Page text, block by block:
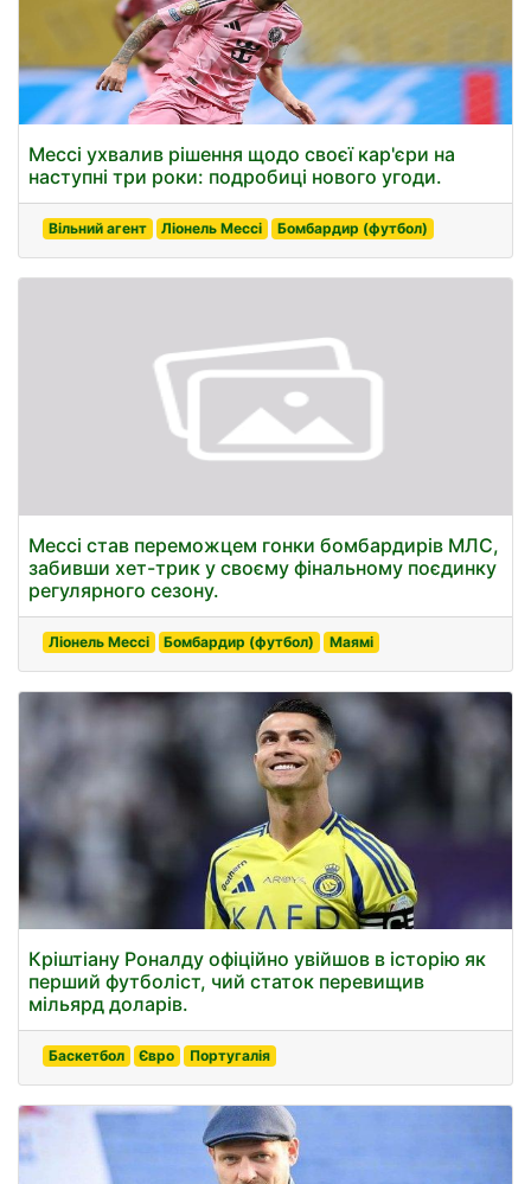
Мессі ухвалив рішення щодо своєї кар'єри на
наступні три роки: подробиці нового угоди.
Вільний агент Ліонель Мессі Бомбардир (футбол)
Мессі став переможцем гонки бомбардирів МЛС,
забивши хет-трик у своєму фінальному поєдинку
регулярного сезону.
Ліонель Мессі Бомбардир (футбол) Маямі
Кріштіану Роналду офіційно увійшов в історію як
перший футболіст, чий статок перевищив
мільярд доларів.
Баскетбол Євро Португалія